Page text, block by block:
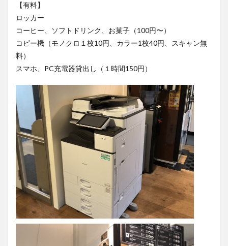
【有料】
ロッカー
コーヒー、ソフトドリンク、お菓子（100円〜）
コピー機（モノクロ１枚10円、カラー1枚40円、スキャン無
料）
スマホ、PC充電器貸出し（１時間150円）